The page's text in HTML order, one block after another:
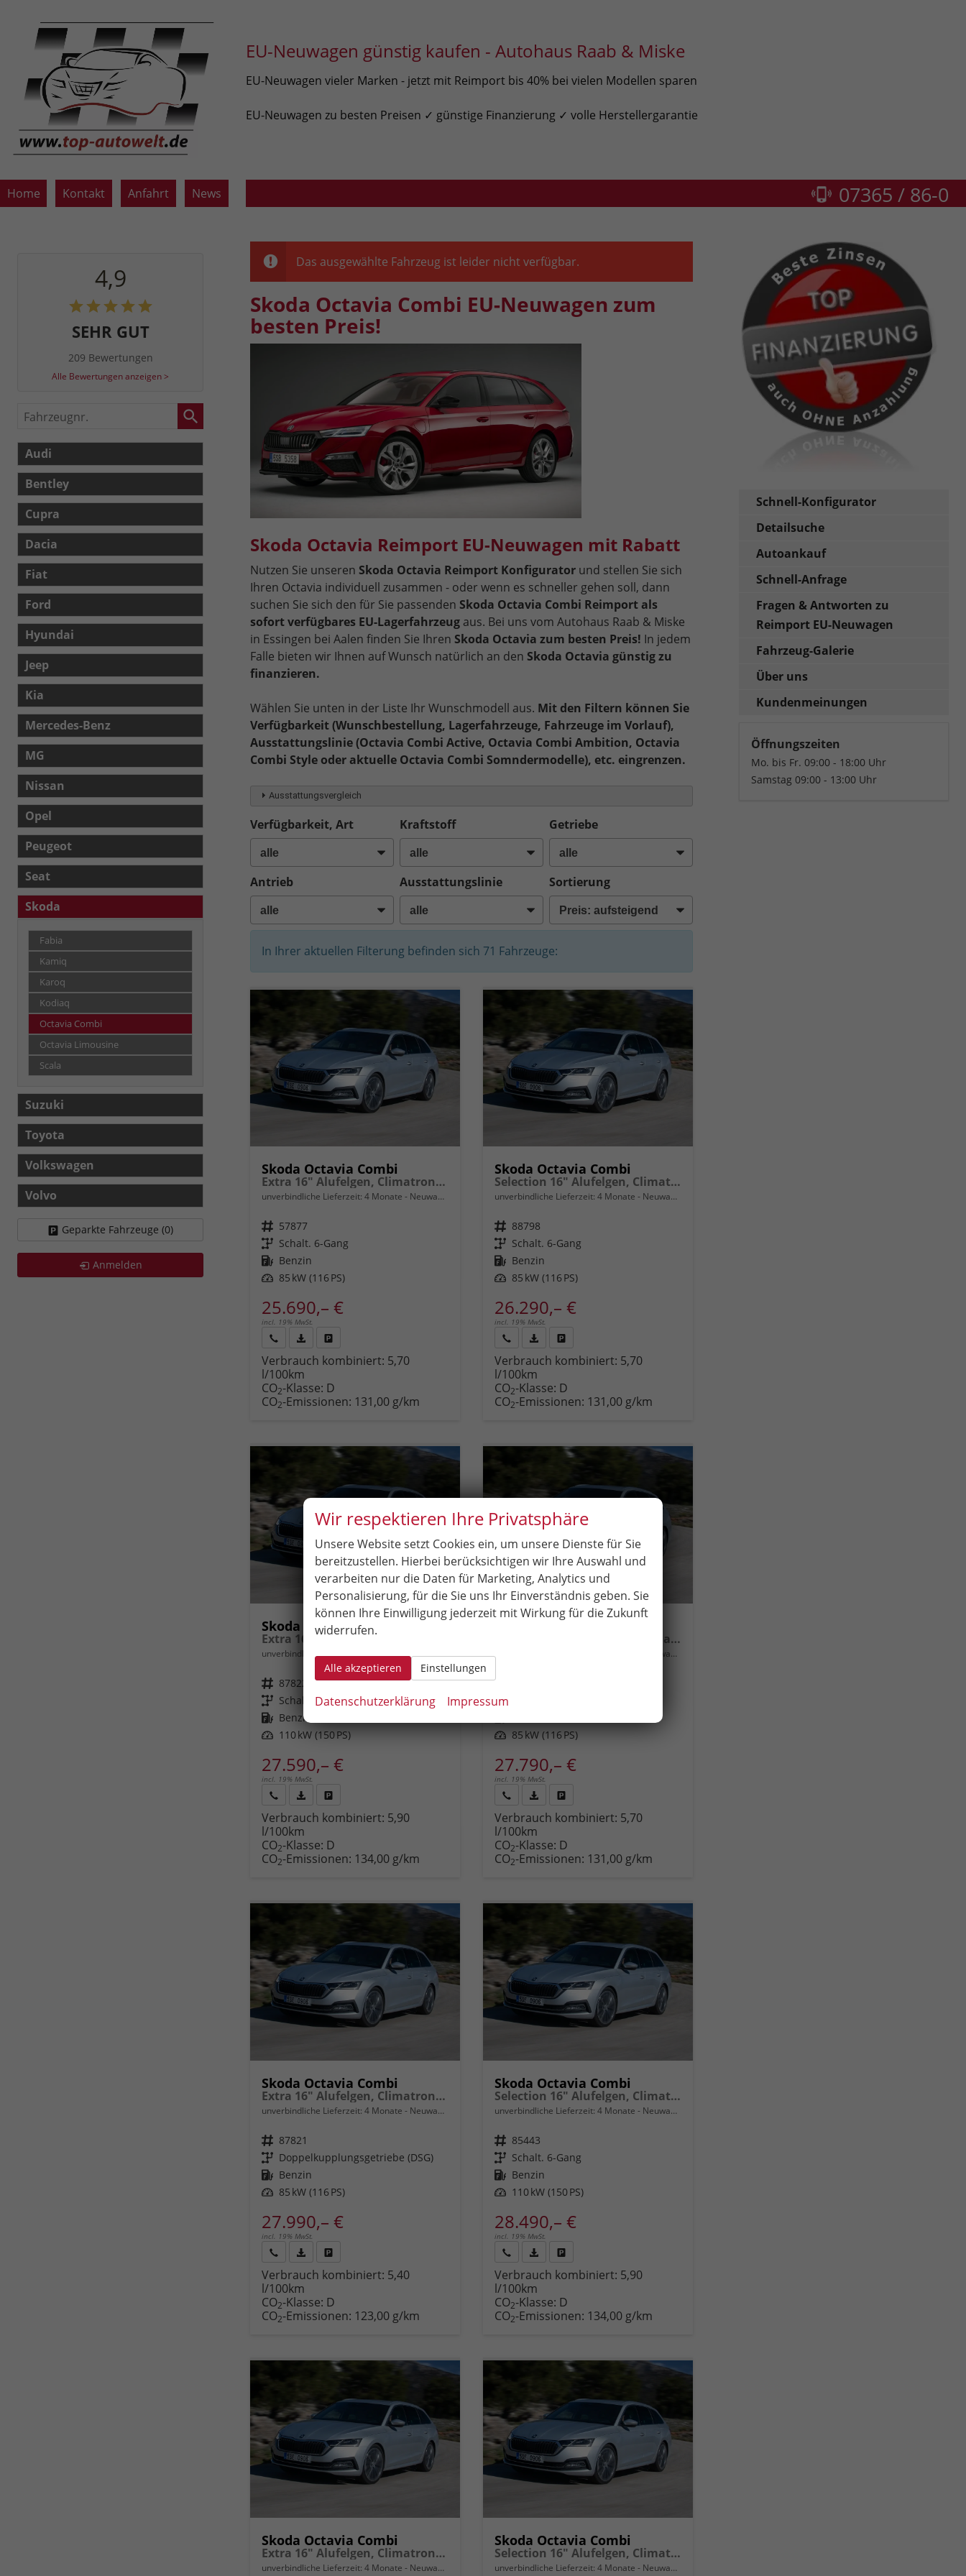
EU-Neuwagen günstig kaufen - Autohaus Raab & Miske
EU-Neuwagen vieler Marken - jetzt mit Reimport bis 40% bei vielen Modellen sparen
EU-Neuwagen zu besten Preisen ✓ günstige Finanzierung ✓ volle Herstellergarantie
Home Kontakt Anfahrt News 07365 / 86-0
Das ausgewählte Fahrzeug ist leider nicht verfügbar.
Skoda Octavia Combi EU-Neuwagen zum
besten Preis!
Skoda Octavia Reimport EU-Neuwagen mit Rabatt
Nutzen Sie unseren Skoda Octavia Reimport Konfiguratorund stellen Sie sich
Ihren Octavia individuell zusammen - oder wenn es schneller gehen soll, dann
suchen Sie sich den für Sie passenden Skoda Octavia Combi Reimport als
sofort verfügbares EU-Lagerfahrzeugaus. Bei uns vom Autohaus Raab & Miske
in Essingen bei Aalen finden Sie Ihren Skoda Octavia zum besten Preis! In jedem
Falle bieten wir Ihnen auf Wunsch natürlich an den Skoda Octavia günstig zu
finanzieren.
Wählen Sie unten in der Liste Ihr Wunschmodell aus. Mit den Filtern können Sie
Verfügbarkeit (Wunschbestellung, Lagerfahrzeuge, Fahrzeuge im Vorlauf),
Ausstattungslinie (Octavia Combi Active, Octavia Combi Ambition, Octavia
Combi Style oder aktuelle Octavia Combi Somndermodelle), etc. eingrenzen.
Ausstattungsvergleich
Verfügbarkeit, Art Kraftstoff Getriebe
Antrieb Ausstattungslinie Sortierung
In Ihrer aktuellen Filterung befinden sich 71 Fahrzeuge:
Skoda Octavia Combi
Extra 16" Alufelgen, Climatronic, LED-Scheinwerfer, Parksensoren hinten, Radio 10" + Wireless Smartlink, Tempomat, Multifunktions-Lederlenkrad, Dachreling uvm.
unverbindliche Lieferzeit: 4 Monate Neuwagen
Fahrzeugnr. 57877
Getriebe Schalt. 6-Gang
Kraftstoff Benzin
Leistung 85 kW (116 PS)
25.690,– €
incl. 19% MwSt.
anfordernDatei,
Fahrzeugexposé
drucken
drucken,
oder
vergleichen
Verbrauch kombiniert: 5,70
l/100km
CO2-Klasse: D
CO2-Emissionen: 131,00 g/km
Skoda Octavia Combi
Selection 16" Alufelgen, Climatronic, LED-Scheinwerfer, Parksensoren hinten, Radio 10" + Wireless Smartlink, Tempomat, Multifunktions-Lederlenkrad, Dachreling uvm.
unverbindliche Lieferzeit: 4 Monate Neuwagen
Fahrzeugnr. 88798
Getriebe Schalt. 6-Gang
Kraftstoff Benzin
Leistung 85 kW (116 PS)
26.290,– €
incl. 19% MwSt.
anfordernDatei,
Fahrzeugexposé
drucken
drucken,
oder
vergleichen
Verbrauch kombiniert: 5,70
l/100km
CO2-Klasse: D
CO2-Emissionen: 131,00 g/km
Skoda Octavia Combi
unverbindliche Lieferzeit:4 Monate Neuwagen
Fahrzeugnr. 87822
Getriebe Schalt. 6-Gang
Kraftstoff Benzin
Leistung 110 kW (150 PS)
27.590,– €
incl. 19% MwSt.
anfordernDatei,
Fahrzeugexposé
drucken
drucken,
oder
vergleichen
Verbrauch kombiniert: 5,90
l/100km
CO2-Klasse: D
CO2-Emissionen: 134,00 g/km
Skoda Octavia Combi
Extra Plus 16" Alufelgen, Climatronic, LED-Scheinwerfer, Parksensoren hinten, Radio 10" + Wireless Smartlink, Tempomat, Multifunktions-Lederlenkrad, Dachreling uvm.
unverbindliche Lieferzeit: Neuwagen
Getriebe
Leistung 85 kW (116 PS)
27.790,– €
incl. 19% MwSt.
anfordernDatei,
Fahrzeugexposé
drucken
drucken,
oder
vergleichen
Verbrauch kombiniert: 5,70
l/100km
CO2-Klasse: D
CO2-Emissionen: 131,00 g/km
Skoda Octavia Combi
Extra 16" Alufelgen, Climatronic, LED-Scheinwerfer, Parksensoren hinten, Radio 10" + Wireless Smartlink, Tempomat, Multifunktions-Lederlenkrad, Dachreling uvm.
unverbindliche Lieferzeit: 4 Monate Neuwagen
Fahrzeugnr. 87821
Getriebe Doppelkupplungsgetriebe (DSG)
Kraftstoff Benzin
Leistung 85 kW (116 PS)
27.990,– €
incl. 19% MwSt.
anfordernDatei,
Fahrzeugexposé
drucken
drucken,
oder
vergleichen
Verbrauch kombiniert: 5,40
l/100km
CO2-Klasse: D
CO2-Emissionen: 123,00 g/km
Skoda Octavia Combi
Selection 16" Alufelgen, Climatronic, LED-Scheinwerfer, Parksensoren hinten, Radio 10" + Wireless Smartlink, Tempomat, Multifunktions-Lederlenkrad, Dachreling uvm.
unverbindliche Lieferzeit: 4 Monate Neuwagen
Fahrzeugnr. 85443
Getriebe Schalt. 6-Gang
Kraftstoff Benzin
Leistung 110 kW (150 PS)
28.490,– €
incl. 19% MwSt.
anfordernDatei,
Fahrzeugexposé
drucken
drucken,
oder
vergleichen
Verbrauch kombiniert: 5,90
l/100km
CO2-Klasse: D
CO2-Emissionen: 134,00 g/km
Skoda Octavia Combi
Extra 16" Alufelgen, Climatronic, LED-Scheinwerfer, Parksensoren hinten, Radio 10" + Wireless Smartlink, Tempomat, Multifunktions-Lederlenkrad, Dachreling uvm.
unverbindliche Lieferzeit: 4 Monate Neuwagen
Skoda Octavia Combi
Selection 16" Alufelgen, Climatronic, LED-Scheinwerfer, Parksensoren hinten, Radio 10" + Wireless Smartlink, Tempomat, Multifunktions-Lederlenkrad, Dachreling uvm.
unverbindliche Lieferzeit: 4 Monate Neuwagen
4,9
SEHR GUT
209 Bewertungen
Alle Bewertungen anzeigen >
Fahrzeugnr.
Audi
Bentley
Cupra
Dacia
Fiat
Ford
Hyundai
Jeep
Kia
Mercedes-Benz
MG
Nissan
Opel
Peugeot
Seat
Skoda
Fabia
Kamiq
Karoq
Kodiaq
Octavia Combi
Octavia Limousine
Scala
Suzuki
Toyota
Volkswagen
Volvo
Geparkte Fahrzeuge (0)
Anmelden
Schnell-Konfigurator
Detailsuche
Autoankauf
Schnell-Anfrage
Fragen & Antworten zu
Reimport EU-Neuwagen
Fahrzeug-Galerie
Über uns
Kundenmeinungen
Öffnungszeiten
Mo. bis Fr. 09:00 - 18:00 Uhr
Samstag 09:00 - 13:00 Uhr
Wir respektieren Ihre Privatsphäre
Unsere Website setzt Cookies ein, um unsere Dienste für Sie
bereitzustellen. Hierbei berücksichtigen wir Ihre Auswahl und
verarbeiten nur die Daten für Marketing, Analytics und
Personalisierung, für die Sie uns Ihr Einverständnis geben. Sie
können Ihre Einwilligung jederzeit mit Wirkung für die Zukunft
widerrufen.
Alle akzeptieren Einstellungen
Datenschutzerklärung Impressum